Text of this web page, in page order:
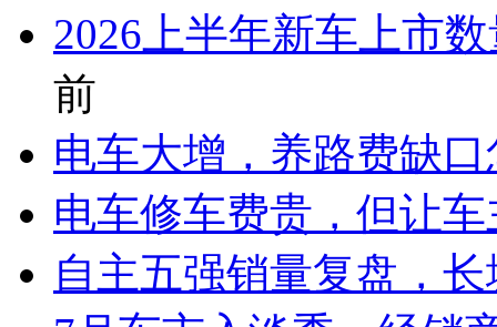
2026上半年新车上市
前
电车大增，养路费缺
电车修车费贵，但让
自主五强销量复盘，